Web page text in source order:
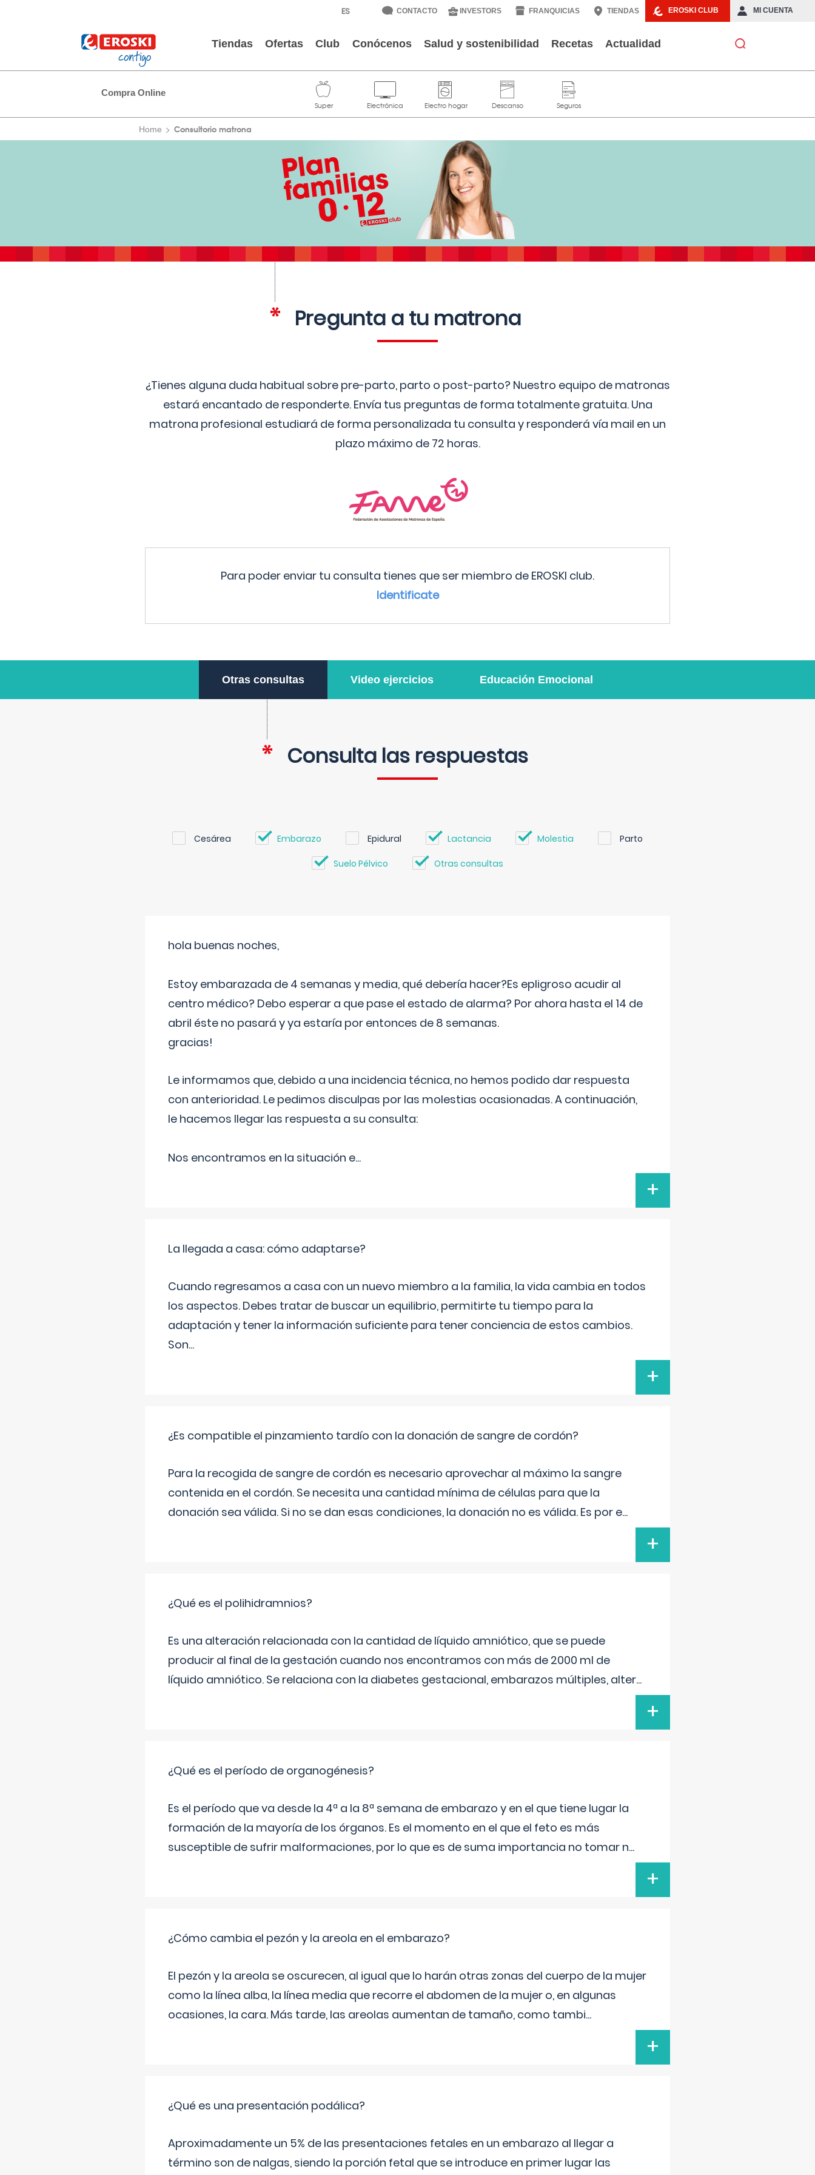
EROSKI CLUB MI CUENTA
CONTACTO INVESTORS FRANQUICIAS TIENDAS
Tiendas Ofertas Club Conócenos Salud y sostenibilidad Recetas Actualidad
Compra Online
Home Consultorio matrona
Pregunta a tu matrona
¿Tienes alguna duda habitual sobre pre-parto, parto o post-parto? Nuestro equipo de matronas
estará encantado de responderte. Envía tus preguntas de forma totalmente gratuita. Una
matrona profesional estudiará de forma personalizada tu consulta y responderá vía mail en un
plazo máximo de 72 horas.
Para poder enviar tu consulta tienes que ser miembro de EROSKI club.
Identificate
Otras consultas Video ejercicios Educación Emocional
Consulta las respuestas
Cesárea Embarazo Epidural Lactancia Molestia Parto
Suelo Pélvico Otras consultas
hola buenas noches,
Estoy embarazada de 4 semanas y media, qué debería hacer?Es epligroso acudir al
centro médico? Debo esperar a que pase el estado de alarma? Por ahora hasta el 14 de
abril éste no pasará y ya estaría por entonces de 8 semanas.
gracias!
Le informamos que, debido a una incidencia técnica, no hemos podido dar respuesta
con anterioridad. Le pedimos disculpas por las molestias ocasionadas. A continuación,
le hacemos llegar las respuesta a su consulta:
Nos encontramos en la situación e...
+
La llegada a casa: cómo adaptarse?
Cuando regresamos a casa con un nuevo miembro a la familia, la vida cambia en todos
los aspectos. Debes tratar de buscar un equilibrio, permitirte tu tiempo para la
adaptación y tener la información suficiente para tener conciencia de estos cambios.
Son...
+
¿Es compatible el pinzamiento tardío con la donación de sangre de cordón?
Para la recogida de sangre de cordón es necesario aprovechar al máximo la sangre
contenida en el cordón. Se necesita una cantidad mínima de células para que la
donación sea válida. Si no se dan esas condiciones, la donación no es válida. Es por e...
+
¿Qué es el polihidramnios?
Es una alteración relacionada con la cantidad de líquido amniótico, que se puede
producir al final de la gestación cuando nos encontramos con más de 2000 ml de
líquido amniótico. Se relaciona con la diabetes gestacional, embarazos múltiples, alter...
+
¿Qué es el período de organogénesis?
Es el período que va desde la 4ª a la 8ª semana de embarazo y en el que tiene lugar la
formación de la mayoría de los órganos. Es el momento en el que el feto es más
susceptible de sufrir malformaciones, por lo que es de suma importancia no tomar n...
+
¿Cómo cambia el pezón y la areola en el embarazo?
El pezón y la areola se oscurecen, al igual que lo harán otras zonas del cuerpo de la mujer
como la línea alba, la línea media que recorre el abdomen de la mujer o, en algunas
ocasiones, la cara. Más tarde, las areolas aumentan de tamaño, como tambi...
+
¿Qué es una presentación podálica?
Aproximadamente un 5% de las presentaciones fetales en un embarazo al llegar a
término son de nalgas, siendo la porción fetal que se introduce en primer lugar las